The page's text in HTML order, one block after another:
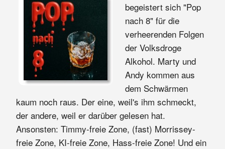
begeistert sich "Pop
nach 8" für die
verheerenden Folgen
der Volksdroge
Alkohol. Marty und
Andy kommen aus
dem Schwärmen
kaum noch raus. Der eine, weil's ihm schmeckt,
der andere, weil er darüber gelesen hat.
Ansonsten: Timmy-freie Zone, (fast) Morrissey-
freie Zone, KI-freie Zone, Hass-freie Zone! Und ein